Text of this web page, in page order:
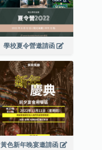
學校夏令營邀請函
黃色新年晚宴邀請函